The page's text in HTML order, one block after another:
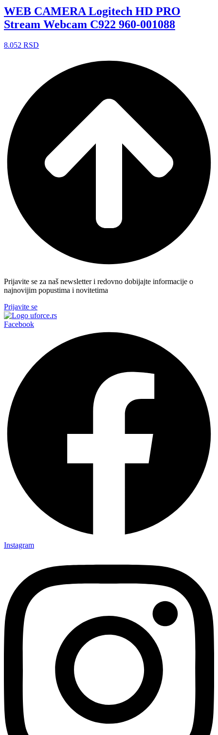
WEB CAMERA Logitech HD PRO
Stream Webcam C922 960-001088
8.052 RSD
Prijavite se za naš newsletter i redovno dobijajte informacije o
najnovijim popustima i novitetima
Prijavite se
Facebook
Instagram